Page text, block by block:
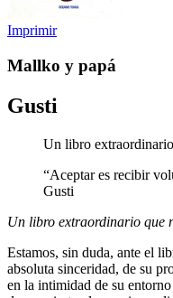
Imprimir
Mallko y papá
Gusti
Un libro
“Aceptar es recibir
Gusti
Un libro extraordinario que
Estamos, sin duda, ante el
absoluta sinceridad, de su
en la intimidad de su